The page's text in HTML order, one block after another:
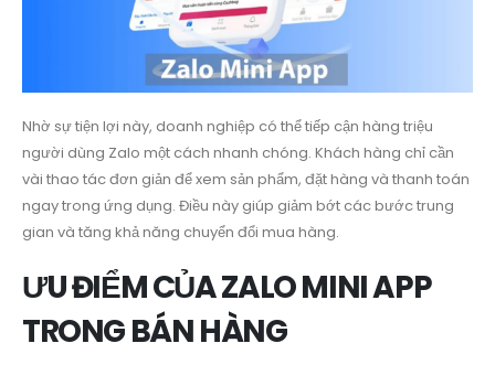
Nhờ sự tiện lợi này, doanh nghiệp có thể tiếp cận hàng triệu
người dùng Zalo một cách nhanh chóng. Khách hàng chỉ cần
vài thao tác đơn giản để xem sản phẩm, đặt hàng và thanh toán
ngay trong ứng dụng. Điều này giúp giảm bớt các bước trung
gian và tăng khả năng chuyển đổi mua hàng.
ƯU ĐIỂM CỦA ZALO MINI APP
TRONG BÁN HÀNG